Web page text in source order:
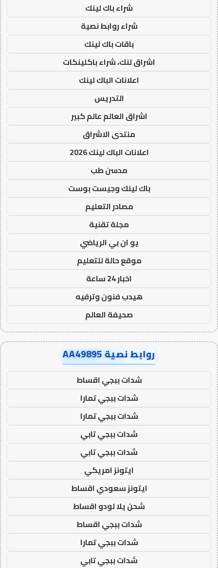
شراء باك لينك
شراء روابط نصية
باقات باك لينك
اشراق لنك، شراء باكلينكات
اعلانات الباك لينك
التدريس
اشراق العالم عالم كبير
منتدى الاشراق
اعلانات الباك لينك 2026
مدسن طب
باك لينك وجيست بوست
مصادر التعليم
مجلة تقنية
يو ان بي الرياضي
موقع حالة للتعليم
اخبار 24 ساعة
هيدب فنون وترفيه
صحيفة العالم
روابط نصية AA49895
شدات ببجي اقساط
شدات ببجي تمارا
شدات ببجي تمارا
شدات ببجي تابي
شدات ببجي تابي
ايتونز امريكي
ايتونز سعودي اقساط
شحن يلا لودو اقساط
شدات ببجي اقساط
شدات ببجي تمارا
شدات ببجي تابي